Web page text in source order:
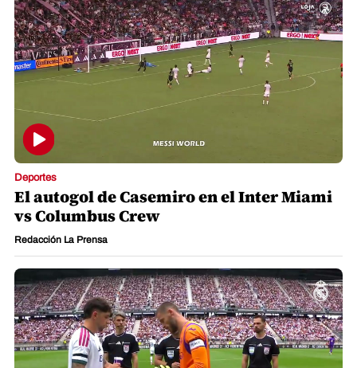
Deportes
El autogol de Casemiro en el Inter Miami
vs Columbus Crew
Redacción La Prensa